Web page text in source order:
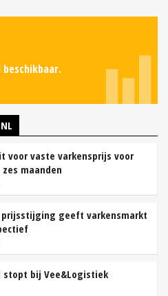
voor vaste varkensprijs voor
maanden
geeft varkensmarkt
stopt bij Vee&Logistiek